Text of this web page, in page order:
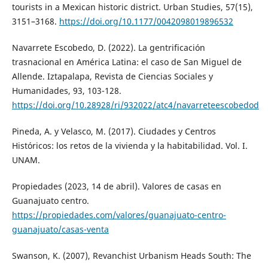
tourists in a Mexican historic district. Urban Studies, 57(15),
3151–3168. https://doi.org/10.1177/0042098019896532
Navarrete Escobedo, D. (2022). La gentrificación
trasnacional en América Latina: el caso de San Miguel de
Allende. Iztapalapa, Revista de Ciencias Sociales y
Humanidades, 93, 103-128.
https://doi.org/10.28928/ri/932022/atc4/navarreteescobedod
Pineda, A. y Velasco, M. (2017). Ciudades y Centros
Históricos: los retos de la vivienda y la habitabilidad. Vol. I.
UNAM.
Propiedades (2023, 14 de abril). Valores de casas en
Guanajuato centro.
https://propiedades.com/valores/guanajuato-centro-
guanajuato/casas-venta
Swanson, K. (2007), Revanchist Urbanism Heads South: The